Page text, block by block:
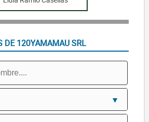
DE 120YAMAMAU SRL